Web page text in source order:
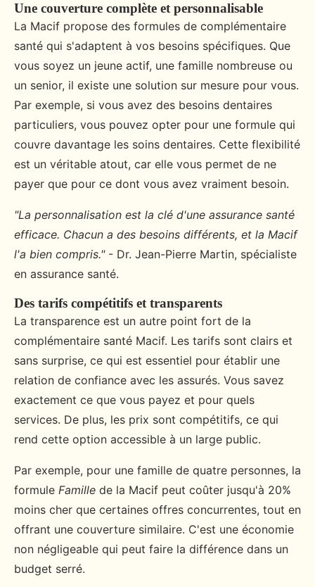
Une couverture complète et personnalisable
La Macif propose des formules de complémentaire
santé qui s'adaptent à vos besoins spécifiques. Que
vous soyez un jeune actif, une famille nombreuse ou
un senior, il existe une solution sur mesure pour vous.
Par exemple, si vous avez des besoins dentaires
particuliers, vous pouvez opter pour une formule qui
couvre davantage les soins dentaires. Cette flexibilité
est un véritable atout, car elle vous permet de ne
payer que pour ce dont vous avez vraiment besoin.
"La personnalisation est la clé d'une assurance santé
efficace. Chacun a des besoins différents, et la Macif
l'a bien compris."- Dr. Jean-Pierre Martin, spécialiste
en assurance santé.
Des tarifs compétitifs et transparents
La transparence est un autre point fort de la
complémentaire santé Macif. Les tarifs sont clairs et
sans surprise, ce qui est essentiel pour établir une
relation de confiance avec les assurés. Vous savez
exactement ce que vous payez et pour quels
services. De plus, les prix sont compétitifs, ce qui
rend cette option accessible à un large public.
Par exemple, pour une famille de quatre personnes, la
formule Famille de la Macif peut coûter jusqu'à 20%
moins cher que certaines offres concurrentes, tout en
offrant une couverture similaire. C'est une économie
non négligeable qui peut faire la différence dans un
budget serré.